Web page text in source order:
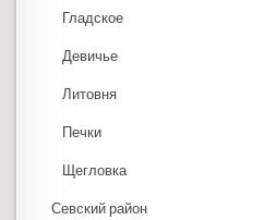
Гладское
Девичье
Литовня
Печки
Щегловка
Севский район